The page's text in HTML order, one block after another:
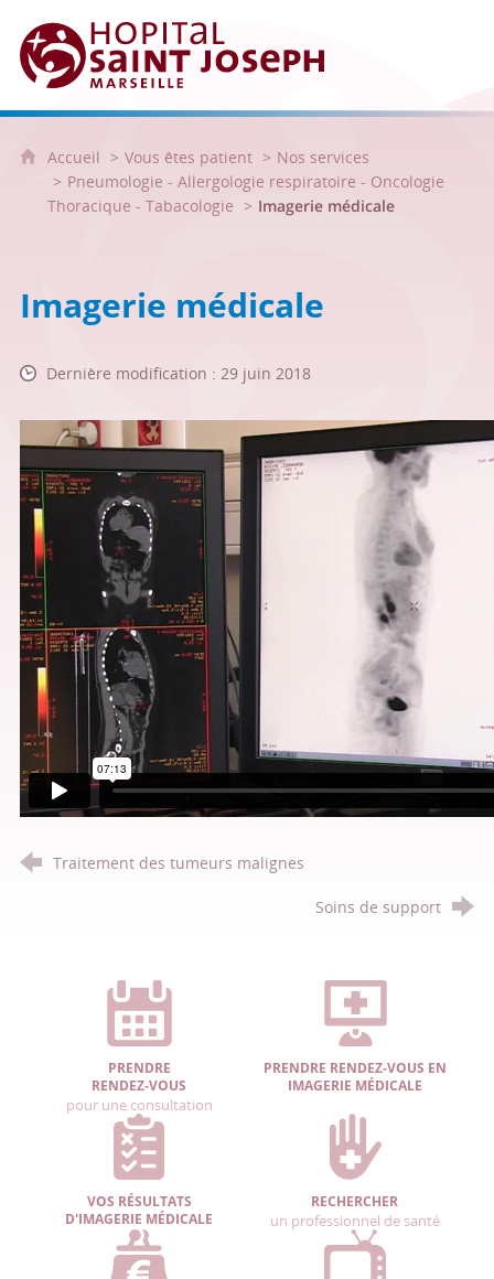
Hôpital Saint Joseph - Marseille
Accueil Vous êtes patient
Nos services
Pneumologie - Allergologie respiratoire - Oncologie
Thoracique - Tabacologie
Imagerie médicale
Imagerie médicale
Dernière modification : 29 juin 2018
Traitement des tumeurs malignes
Soins de support
PRENDRE
RENDEZ-VOUS
pour une consultation
PRENDRE RENDEZ-VOUS EN
IMAGERIE MÉDICALE
VOS RÉSULTATS
D'IMAGERIE MÉDICALE
RECHERCHER
un professionnel de santé